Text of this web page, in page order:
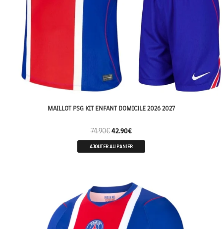
MAILLOT PSG KIT ENFANT DOMICILE 2026 2027
74.90€ 42.90€
AJOUTER AU PANIER